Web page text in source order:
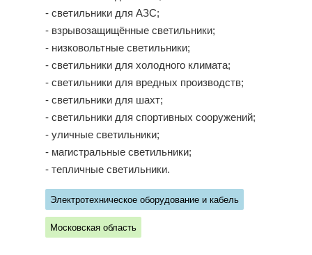
- светильники для АЗС;
- взрывозащищённые светильники;
- низковольтные светильники;
- светильники для холодного климата;
- светильники для вредных производств;
- светильники для шахт;
- светильники для спортивных сооружений;
- уличные светильники;
- магистральные светильники;
- тепличные светильники.
Электротехническое оборудование и кабель
Московская область